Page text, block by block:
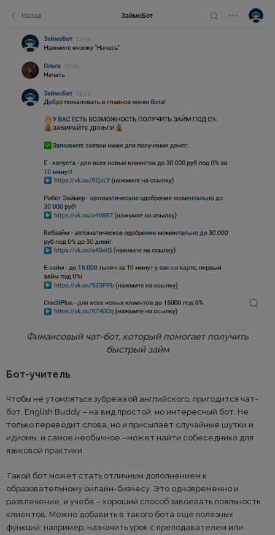
Финансовый чат-бот, который помогает получить
быстрый займ
Бот-учитель
Чтобы не утомляться зубрежкой английского, пригодится чат-
бот. English Buddy – на вид простой, но интересный бот. Не
только переводит слова, но и присылает случайные шутки и
идиомы, и самое необычное –может найти собеседника для
языковой практики.
Такой бот может стать отличным дополнением к
образовательному онлайн-бизнесу. Это одновременно и
развлечение, и учеба – хороший способ завоевать лояльность
клиентов. Можно добавить в такого бота еще полезных
функций: например, назначить урок с преподавателем или